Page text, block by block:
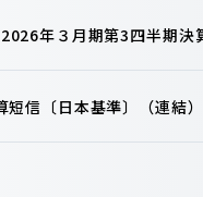
年３月期第3四半期決
信〔日本基準〕（連結）